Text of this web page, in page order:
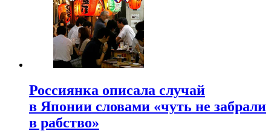
Россиянка описала случай
в Японии словами «чуть не забрали
в рабство»